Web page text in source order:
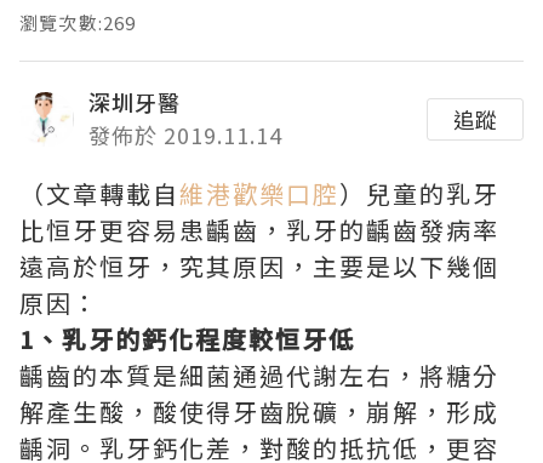
瀏覽次數:269
深圳牙醫
發佈於 2019.11.14
追蹤
（文章轉載自維港歡樂口腔）兒童的乳牙
比恒牙更容易患齲齒，乳牙的齲齒發病率
遠高於恒牙，究其原因，主要是以下幾個
原因：
1、乳牙的鈣化程度較恒牙低
齲齒的本質是細菌通過代謝左右，將糖分
解產生酸，酸使得牙齒脫礦，崩解，形成
齲洞。乳牙鈣化差，對酸的抵抗低，更容